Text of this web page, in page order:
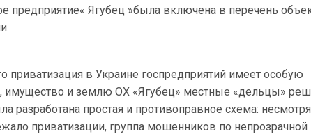
предприятие« Ягубец »была включена в перечень
приватизация в Украине госпредприятий имеет особую
имущество и землю ОХ «Ягубец» местные «дельцы»
разработана простая и противоправное схема:
приватизации, группа мошенников по непрозрачной